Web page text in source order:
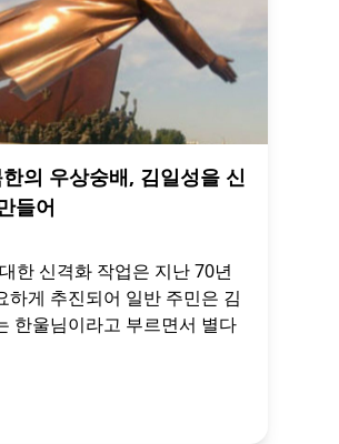
의 우상숭배, 김일성을 신
들어
한 신격화 작업은 지난 70년
하게 추진되어 일반 주민은 김
한울님이라고 부르면서 별다